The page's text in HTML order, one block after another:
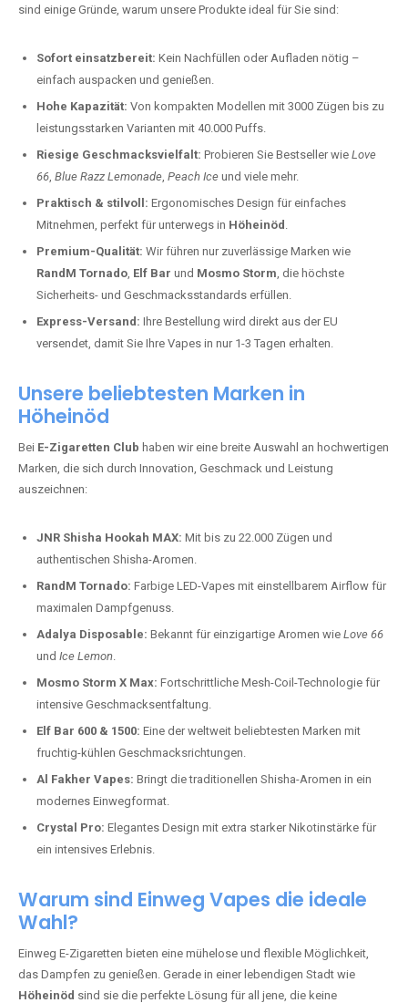
sind einige Gründe, warum unsere Produkte ideal für Sie sind:
Sofort einsatzbereit: Kein Nachfüllen oder Aufladen nötig –
einfach auspacken und genießen.
Hohe Kapazität: Von kompakten Modellen mit 3000 Zügen bis zu
leistungsstarken Varianten mit 40.000 Puffs.
Riesige Geschmacksvielfalt: Probieren Sie Bestseller wie Love
66, Blue Razz Lemonade, Peach Ice und viele mehr.
Praktisch & stilvoll: Ergonomisches Design für einfaches
Mitnehmen, perfekt für unterwegs in Höheinöd .
Premium-Qualität: Wir führen nur zuverlässige Marken wie
RandM Tornado, Elf Bar und Mosmo Storm, die höchste
Sicherheits- und Geschmacksstandards erfüllen.
Express-Versand: Ihre Bestellung wird direkt aus der EU
versendet, damit Sie Ihre Vapes in nur 1-3 Tagen erhalten.
Unsere beliebtesten Marken in
Höheinöd
Bei E-Zigaretten Club haben wir eine breite Auswahl an hochwertigen
Marken, die sich durch Innovation, Geschmack und Leistung
auszeichnen:
JNR Shisha Hookah MAX: Mit bis zu 22.000 Zügen und
authentischen Shisha-Aromen.
RandM Tornado: Farbige LED-Vapes mit einstellbarem Airflow für
maximalen Dampfgenuss.
Adalya Disposable: Bekannt für einzigartige Aromen wie Love 66
und Ice Lemon.
Mosmo Storm X Max: Fortschrittliche Mesh-Coil-Technologie für
intensive Geschmacksentfaltung.
Elf Bar 600 & 1500: Eine der weltweit beliebtesten Marken mit
fruchtig-kühlen Geschmacksrichtungen.
Al Fakher Vapes: Bringt die traditionellen Shisha-Aromen in ein
modernes Einwegformat.
Crystal Pro: Elegantes Design mit extra starker Nikotinstärke für
ein intensives Erlebnis.
Warum sind Einweg Vapes die ideale
Wahl?
Einweg E-Zigaretten bieten eine mühelose und flexible Möglichkeit,
das Dampfen zu genießen. Gerade in einer lebendigen Stadt wie
Höheinöd sind sie die perfekte Lösung für all jene, die keine